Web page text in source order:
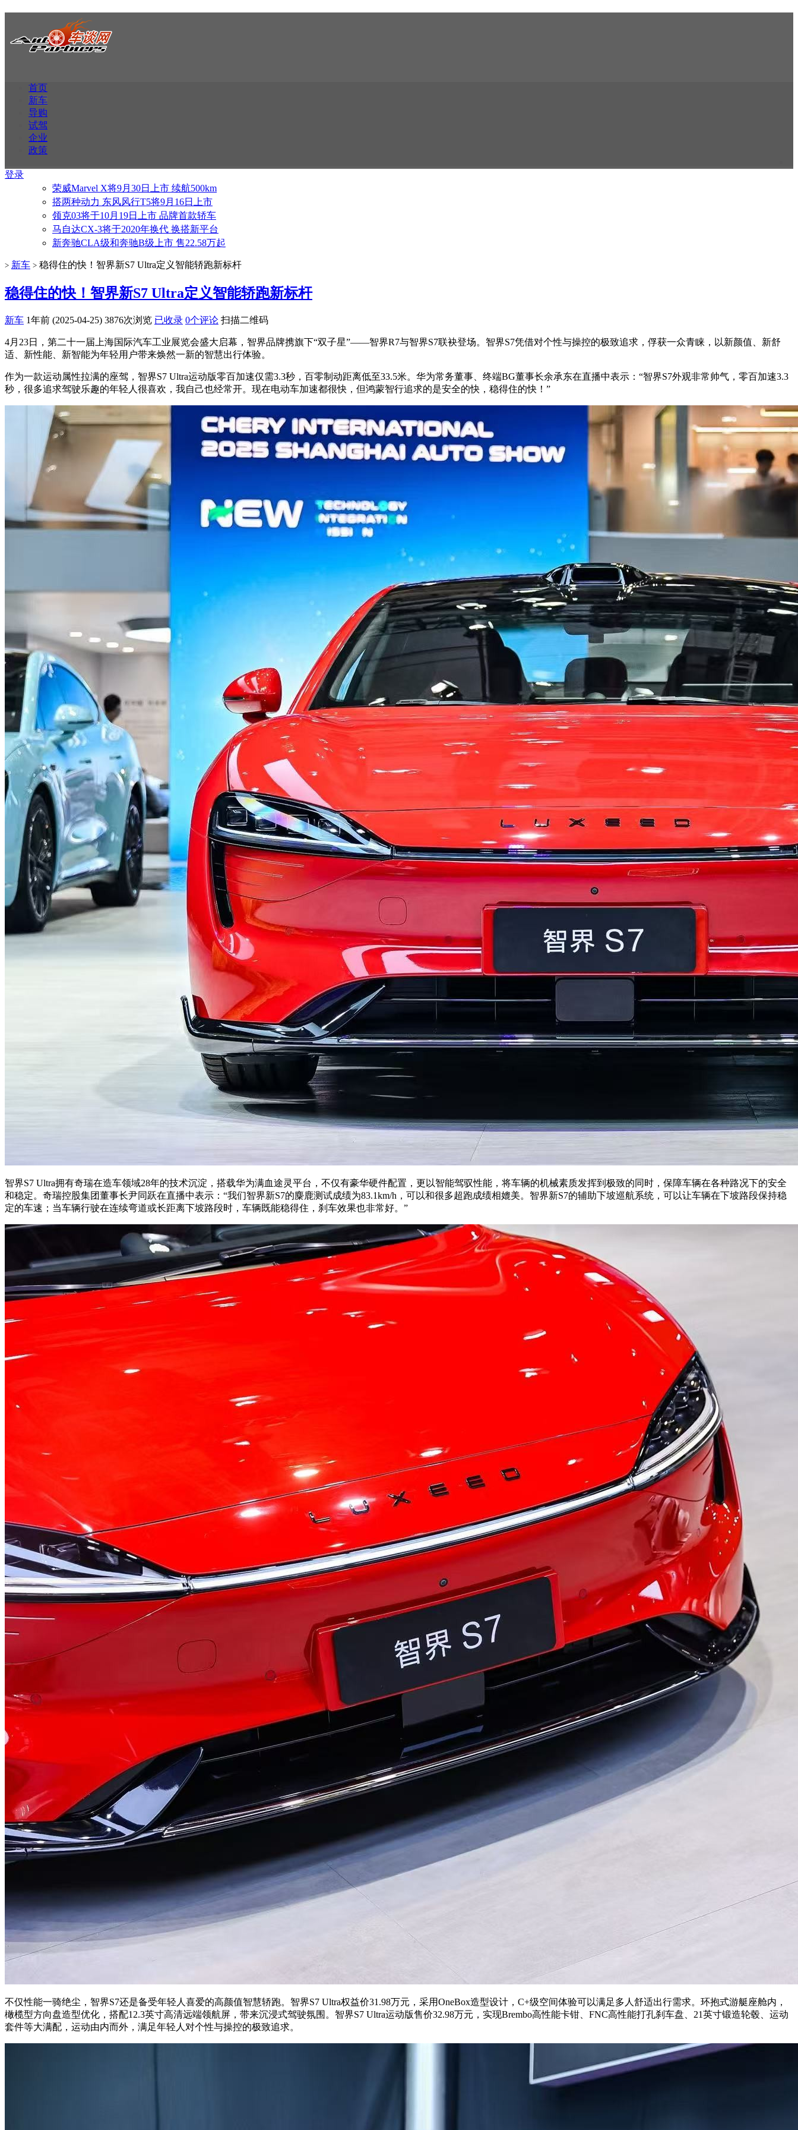
首页
新车
导购
试驾
企业
政策
登录
荣威Marvel X将9月30日上市 续航500km
搭两种动力 东风风行T5将9月16日上市
领克03将于10月19日上市 品牌首款轿车
马自达CX-3将于2020年换代 换搭新平台
新奔驰CLA级和奔驰B级上市 售22.58万起
> 新车 > 稳得住的快！智界新S7 Ultra定义智能轿跑新标杆
稳得住的快！智界新S7 Ultra定义智能轿跑新标杆
新车 1年前 (2025-04-25) 3876次浏览 已收录 0个评论 扫描二维码
4月23日，第二十一届上海国际汽车工业展览会盛大启幕，智界品牌携旗下“双子星”——智界R7与智界S7联袂登场。智界S7凭借对个性与操控的极致追求，俘获一众青睐，以新颜值、新舒
适、新性能、新智能为年轻用户带来焕然一新的智慧出行体验。
作为一款运动属性拉满的座驾，智界S7 Ultra运动版零百加速仅需3.3秒，百零制动距离低至33.5米。华为常务董事、终端BG董事长余承东在直播中表示：“智界S7外观非常帅气，零百加速3.3
秒，很多追求驾驶乐趣的年轻人很喜欢，我自己也经常开。现在电动车加速都很快，但鸿蒙智行追求的是安全的快，稳得住的快！”
智界S7 Ultra拥有奇瑞在造车领域28年的技术沉淀，搭载华为满血途灵平台，不仅有豪华硬件配置，更以智能驾驭性能，将车辆的机械素质发挥到极致的同时，保障车辆在各种路况下的安全
和稳定。奇瑞控股集团董事长尹同跃在直播中表示：“我们智界新S7的麋鹿测试成绩为83.1km/h，可以和很多超跑成绩相媲美。智界新S7的辅助下坡巡航系统，可以让车辆在下坡路段保持稳
定的车速；当车辆行驶在连续弯道或长距离下坡路段时，车辆既能稳得住，刹车效果也非常好。”
不仅性能一骑绝尘，智界S7还是备受年轻人喜爱的高颜值智慧轿跑。智界S7 Ultra权益价31.98万元，采用OneBox造型设计，C+级空间体验可以满足多人舒适出行需求。环抱式游艇座舱内，
橄榄型方向盘造型优化，搭配12.3英寸高清远端领航屏，带来沉浸式驾驶氛围。智界S7 Ultra运动版售价32.98万元，实现Brembo高性能卡钳、FNC高性能打孔刹车盘、21英寸锻造轮毂、运动
套件等大满配，运动由内而外，满足年轻人对个性与操控的极致追求。